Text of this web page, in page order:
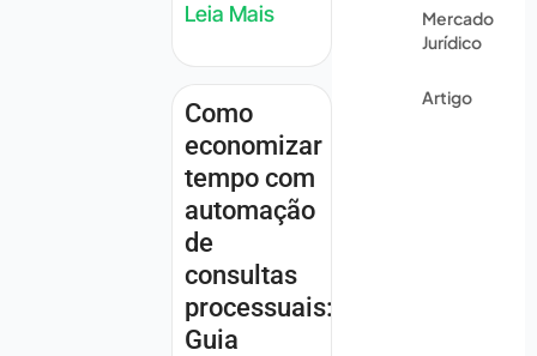
Leia Mais
Como
economizar
tempo com
automação
de
consultas
processuais:
Guia
Mercado
Jurídico
Artigo